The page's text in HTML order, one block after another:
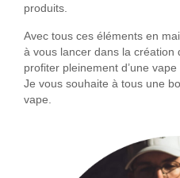
produits.
Avec tous ces éléments en
à vous lancer dans la création
profiter pleinement d’une
Je vous souhaite à tous une
vape.